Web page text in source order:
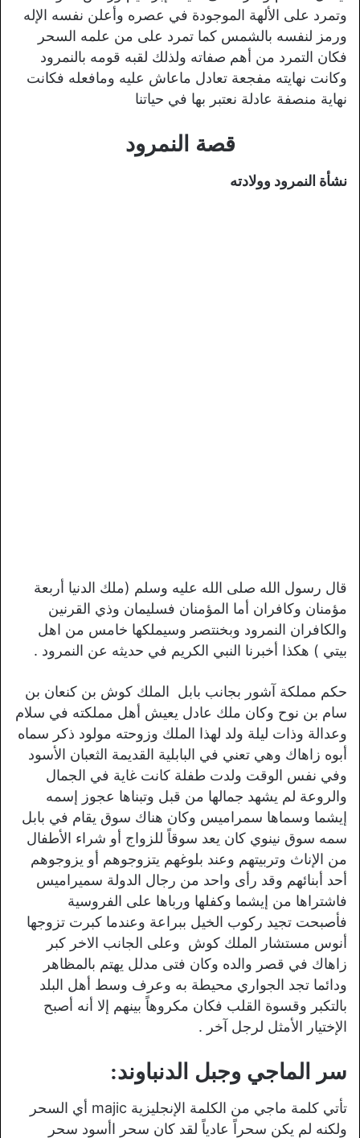
وتمرد على الألهة الموجودة في عصره وأعلن نفسه الإله
ورمز لنفسه بالشمس كما تمرد على من علمه السحر
فكان التمرد من أهم صفاته ولذلك لقبه قومه بالنمرود
وكانت نهايته مفجعة تعادل ماعاش عليه ومافعله فكانت
نهاية منصفة عادلة نعتبر بها في حياتنا
قصة النمرود
نشأة النمرود وولادته
قال رسول الله صلى الله عليه وسلم (ملك الدنيا أربعة
مؤمنان وكافران أما المؤمنان فسليمان وذي القرنين
والكافران النمرود وبخنتصر وسيملكها خامس من اهل
بيتي ) هكذا أخبرنا النبي الكريم في حديثه عن النمرود .
حكم مملكة آشور بجانب بابل الملك كوش بن كنعان بن
سام بن نوح وكان ملك عادل يعيش أهل مملكته في سلام
وعدالة وذات ليلة ولد لهذا الملك وزوحته مولود ذكر سماه
أبوه زاهاك وهي تعني في البابلية القديمة الثعبان الأسود
وفي نفس الوقت ولدت طفلة كانت غاية في الجمال
والروعة لم يشهد جمالها من قبل وتبناها عجوز إسمه
إيشما وسماها سمراميس وكان هناك سوق يقام في بابل
سمه سوق نينوي كان يعد سوقاً للزواج أو شراء الأطفال
من الإناث وتربيتهم وعند بلوغهم يتزوجوهم أو يزوجوهم
أحد أبنائهم وقد رأى واحد من رجال الدولة سميراميس
فاشتراها من إيشما وكفلها ورباها على الفروسية
فأصبحت تجيد ركوب الخيل ببراعة وعندما كبرت تزوجها
أنوس مستشار الملك كوش وعلى الجانب الاخر كبر
زاهاك في قصر والده وكان فتى مدلل يهتم بالمظاهر
ودائما تجد الجواري محيطة به وعرف وسط أهل البلد
بالتكبر وقسوة القلب فكان مكروهاً بينهم إلا أنه أصبح
الإختيار الأمثل لرجل آخر .
سر الماجي وجبل الدنباوند:
تأتي كلمة ماجي من الكلمة الإنجليزية majic أي السحر
ولكنه لم يكن سحراً عادياً لقد كان سحر اأسود سحر